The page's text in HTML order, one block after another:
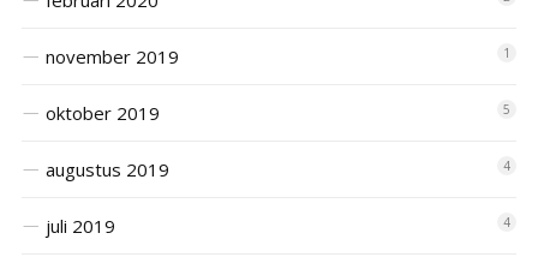
november 2019 1
oktober 2019 5
augustus 2019 4
juli 2019 4